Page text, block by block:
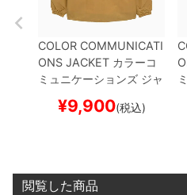
COLOR COMMUNICATI
ONS JACKET カラーコ
ミュニケーションズ ジャ
2 COACHCAMELスケ
¥9,900(税込)
閲覧した商品